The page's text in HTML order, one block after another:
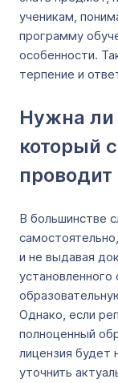
ученикам,
программу
особенности.
терпение и
Нужна ли
который
проводит
В большинстве
и не выдавая
установленного
Однако, если
полноценный
лицензия будет
уточнить